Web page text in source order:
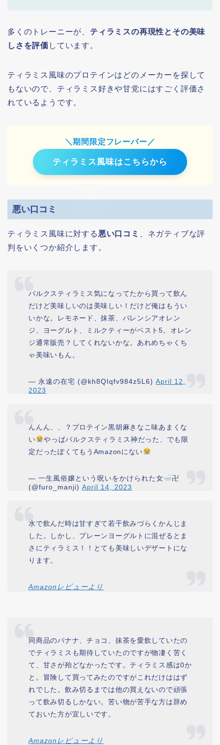
多くのトレーニーが、 ティラミスの再現性とその美味
しさを評価 しています。
ティラミス風味のプロテインはどのメーカーを探して
もないので、ティラミス好きや甘党にはすごく評価さ
れているようです。
＼期間限定フレーバー／
ティラミス風味はこちらから
悪い口コミ
ティラミス風味に対する 悪い口コミ
、ネガティブな評
判をいくつか紹介します。
バルクスティラミス気になってたから買って飲ん
だけど美味しいのは美味しい！だけど俺はもうい
いかな。レモネード、抹茶、バレンシアオレン
ジ、ヨーグルト、ミルクティーがベスト5。オレン
ジ通常販売？してくれないかな。あれめちゃくち
ゃ美味いもん。
— 永遠の在宅 (@kh8QIqfv984z5L6)April 12,
2023
んんん、、？プロテイン黒胡麻きなこ味あまくな
い
やっぱバルクスティラミス神だった、でも限
定だったぽくてもうAmazonにない
— 一生風俗嬢という呪いをかけられた女
卍
(@furo_manji)April 14, 2023
水で飲んだ時は甘すぎて若干飲みづらくかんじま
した。しかし、プレーンヨーグルトに混ぜるとま
さにティラミス！！とても美味しいデザートにな
ります。
Amazonレビューより
同商品のバナナ、チョコ、抹茶を愛飲していたの
でティラミスも期待していたのですが物凄く苦く
て、甘さが殆どなかったです。ティラミス感は0か
と。冒険して買ってみたのですがこれだけははず
れでした。飲み切るまでは他の買えないので頑張
って飲み切るしかない。苦い物が苦手な方は辞め
ておいた方が宜しいです。
Amazonレビューより